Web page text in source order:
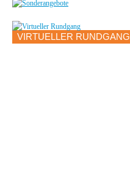
VIRTUELLER RUNDGANG